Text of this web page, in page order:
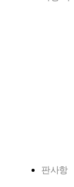
판사항